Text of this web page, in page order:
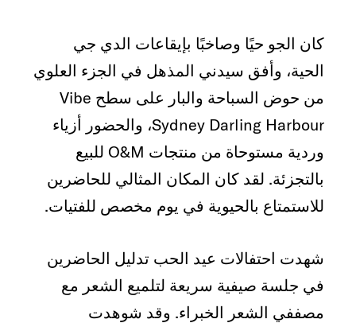
كان الجو حيًا وصاخبًا بإيقاعات الدي جي
الحية، وأفق سيدني المذهل في الجزء العلوي
من حوض السباحة والبار على سطح Vibe
Sydney Darling Harbour، والحضور أزياء
وردية مستوحاة من منتجات O&M للبيع
بالتجزئة. لقد كان المكان المثالي للحاضرين
للاستمتاع بالحيوية في يوم مخصص للفتيات.
شهدت احتفالات عيد الحب تدليل الحاضرين
في جلسة صيفية سريعة لتلميع الشعر مع
مصففي الشعر الخبراء. وقد شوهدت